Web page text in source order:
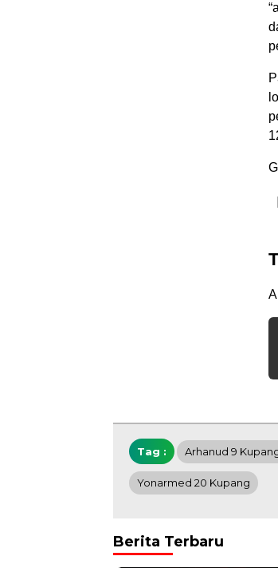
Tag : Arhanud 9
Yonarmed 20 Kupang
Berita Terbaru